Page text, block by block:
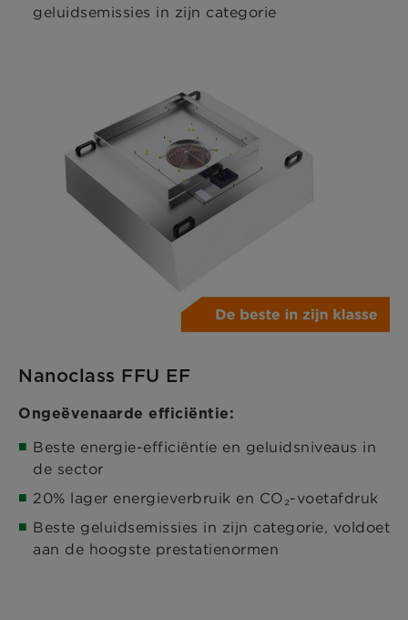
geluidsemissies in zijn categorie
Nanoclass FFU EF
Ongeëvenaarde efficiëntie:
Beste energie-efficiëntie en geluidsniveaus in
de sector
20% lager energieverbruik en CO₂-voetafdruk
Beste geluidsemissies in zijn categorie, voldoet
aan de hoogste prestatienormen